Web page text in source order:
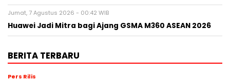
Jumat, 7 Agustus 2026 - 00:42 WIB
Huawei Jadi Mitra bagi Ajang GSMA M360 ASEAN 2026
BERITA TERBARU
Pers Rilis